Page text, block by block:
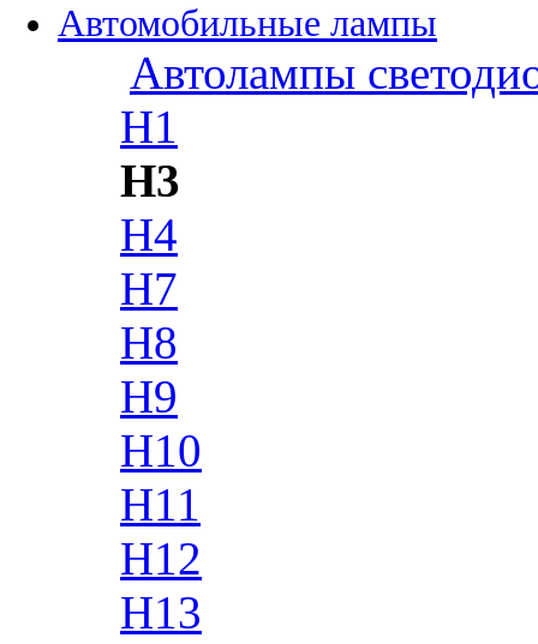
Автомобильные лампы
Автолампы
H1
H3
H4
H7
H8
H9
H10
H11
H12
H13